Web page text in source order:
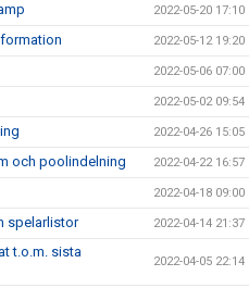
2022-05-20 17:10
2022-05-12 19:20
2022-05-06 07:00
2022-05-02 09:54
2022-04-26 15:05
och poolindelning 2022-04-22 16:57
2022-04-18 09:00
spelarlistor 2022-04-14 21:37
t.o.m. sista
2022-04-05 22:14